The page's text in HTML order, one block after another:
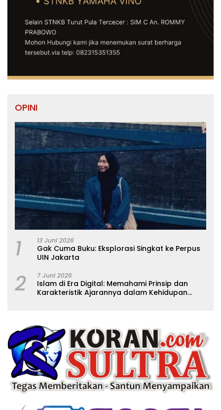
OPINI
1 13 Juni 2026
Gak Cuma Buku: Eksplorasi Singkat ke Perpus
UIN Jakarta
2 7 Juni 2026
Islam di Era Digital: Memahami Prinsip dan
Karakteristik Ajarannya dalam Kehidupan